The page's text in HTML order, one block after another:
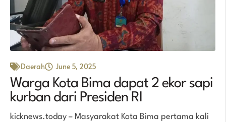
Daerah June 5, 2025
Warga Kota Bima dapat 2 ekor sapi
kurban dari Presiden RI
kicknews.today – Masyarakat Kota Bima pertama kali